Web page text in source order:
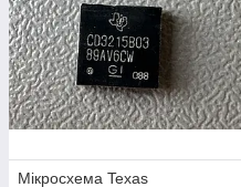
Мікросхема Texas